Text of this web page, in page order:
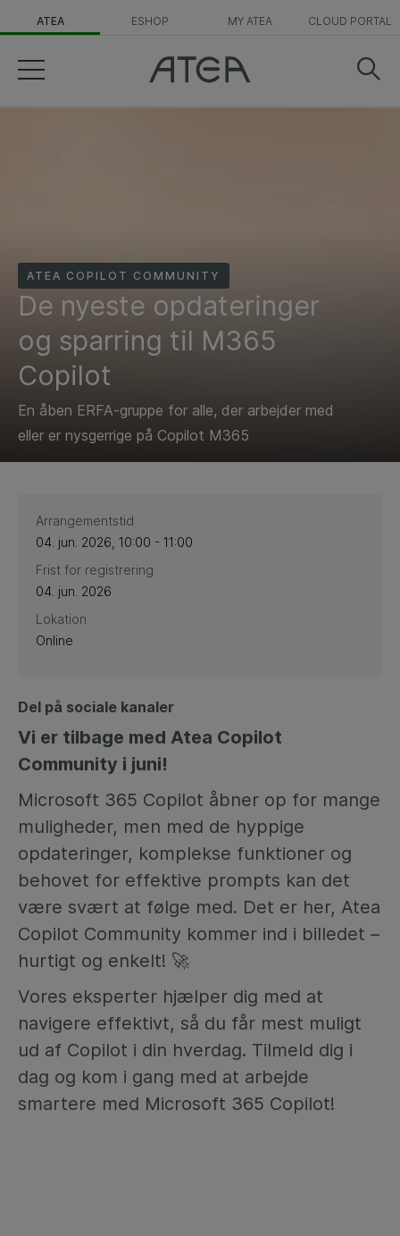
ATEA ESHOP MY ATEA CLOUD PORTAL
ATEA COPILOT COMMUNITY
De nyeste opdateringer
og sparring til M365
Copilot
En åben ERFA-gruppe for alle, der arbejder med
eller er nysgerrige på Copilot M365
Vi er tilbage med Atea Copilot
Community i juni!
Microsoft 365 Copilot åbner op for mange
muligheder, men med de hyppige
opdateringer, komplekse funktioner og
behovet for effektive prompts kan det
være svært at følge med. Det er her, Atea
Copilot Community kommer ind i billedet –
hurtigt og enkelt! 🚀
Vores eksperter hjælper dig med at
navigere effektivt, så du får mest muligt
ud af Copilot i din hverdag. Tilmeld dig i
dag og kom i gang med at arbejde
smartere med Microsoft 365 Copilot!
Arrangementstid
04. jun. 2026, 10:00 - 11:00
Frist for registrering
04. jun. 2026
Lokation
Online
Del på sociale kanaler